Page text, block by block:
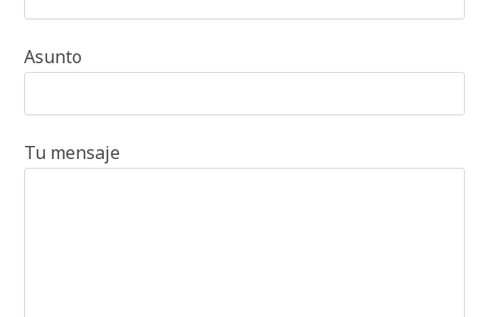
Asunto
Tu mensaje